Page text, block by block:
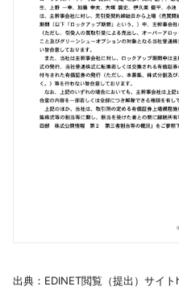
出典：EDINET閲覧（提出）サ